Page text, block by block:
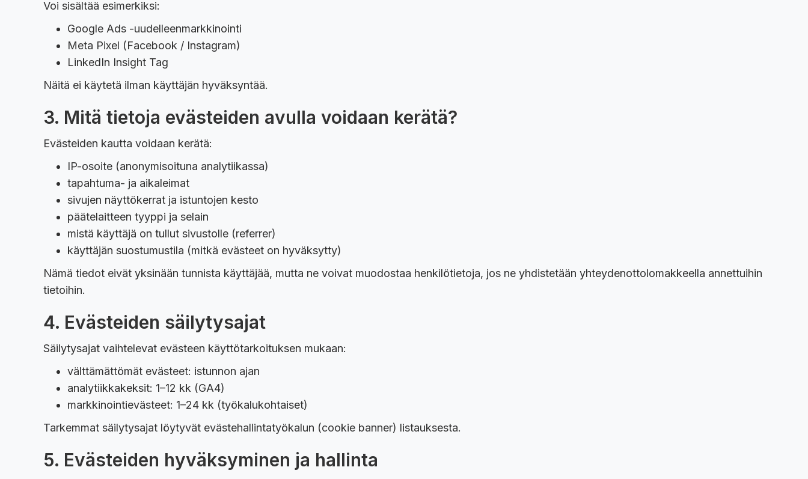
Voi sisältää esimerkiksi:
Google Ads -uudelleenmarkkinointi
Meta Pixel (Facebook / Instagram)
LinkedIn Insight Tag
Näitä ei käytetä ilman käyttäjän hyväksyntää.
3. Mitä tietoja evästeiden avulla voidaan kerätä?
Evästeiden kautta voidaan kerätä:
IP-osoite (anonymisoituna analytiikassa)
tapahtuma- ja aikaleimat
sivujen näyttökerrat ja istuntojen kesto
päätelaitteen tyyppi ja selain
mistä käyttäjä on tullut sivustolle (referrer)
käyttäjän suostumustila (mitkä evästeet on hyväksytty)
Nämä tiedot eivät yksinään tunnista käyttäjää, mutta ne voivat muodostaa henkilötietoja, jos ne yhdistetään yhteydenottolomakkeella annettuihin
tietoihin.
4. Evästeiden säilytysajat
Säilytysajat vaihtelevat evästeen käyttötarkoituksen mukaan:
välttämättömät evästeet: istunnon ajan
analytiikkakeksit: 1–12 kk (GA4)
markkinointievästeet: 1–24 kk (työkalukohtaiset)
Tarkemmat säilytysajat löytyvät evästehallintatyökalun (cookie banner) listauksesta.
5. Evästeiden hyväksyminen ja hallinta